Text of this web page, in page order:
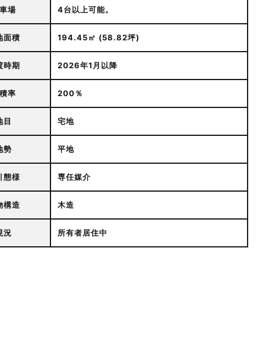
場 4台以上可能。
面積 194.45㎡ (58.82坪)
時期 2026年1月以降
率 200％
目 宅地
勢 平地
態様 専任媒介
構造 木造
況 所有者居住中